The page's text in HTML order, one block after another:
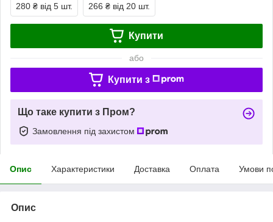
280 ₴ від 5 шт. 266 ₴ від 20 шт.
Купити
або
Купити з
Що таке купити з Пром?
Замовлення під захистом
Опис Характеристики Доставка Оплата Умови
Опис